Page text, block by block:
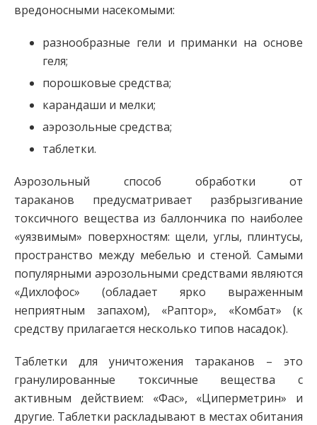
вредоносными насекомыми:
разнообразные гели и приманки на основе
геля;
порошковые средства;
карандаши и мелки;
аэрозольные средства;
таблетки.
Аэрозольный способ обработки от
тараканов предусматривает разбрызгивание
токсичного вещества из баллончика по наиболее
«уязвимым» поверхностям: щели, углы, плинтусы,
пространство между мебелью и стеной. Самыми
популярными аэрозольными средствами являются
«Дихлофос» (обладает ярко выраженным
неприятным запахом), «Раптор», «Комбат» (к
средству прилагается несколько типов насадок).
Таблетки для уничтожения тараканов – это
гранулированные токсичные вещества с
активным действием: «Фас», «Циперметрин» и
другие. Таблетки раскладывают в местах обитания